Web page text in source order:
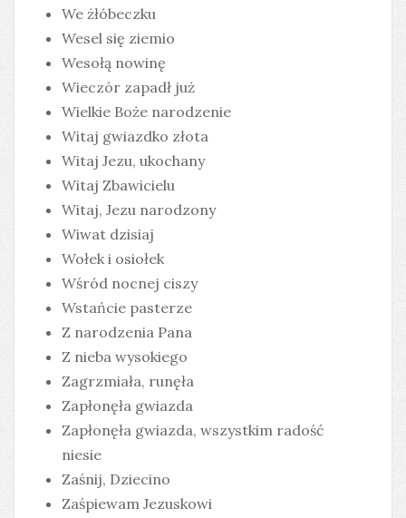
We żłóbeczku
Wesel się ziemio
Wesołą nowinę
Wieczór zapadł już
Wielkie Boże narodzenie
Witaj gwiazdko złota
Witaj Jezu, ukochany
Witaj Zbawicielu
Witaj, Jezu narodzony
Wiwat dzisiaj
Wołek i osiołek
Wśród nocnej ciszy
Wstańcie pasterze
Z narodzenia Pana
Z nieba wysokiego
Zagrzmiała, runęła
Zapłonęła gwiazda
Zapłonęła gwiazda, wszystkim radość
niesie
Zaśnij, Dziecino
Zaśpiewam Jezuskowi